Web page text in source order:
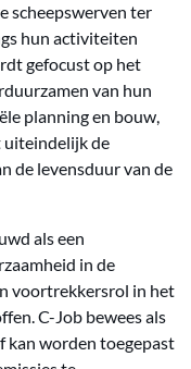
scheepswerven ter
hun activiteiten
gefocust op het
van hun
planning en bouw,
uiteindelijk de
de levensduur van de
als een
in de
voortrekkersrol in het
C-Job bewees als
kan worden toegepast